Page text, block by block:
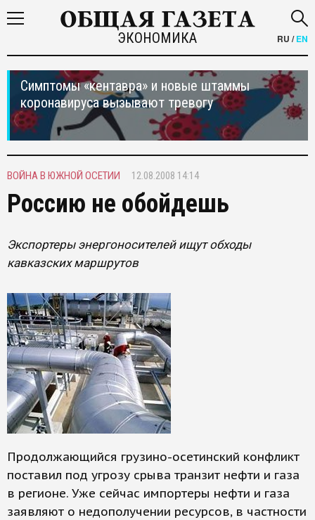
ЭКОНОМИКА RU /EN
Симптомы «кентавра» и новые штаммы
коронавируса вызывают тревогу
ВОЙНА В ЮЖНОЙ ОСЕТИИ 12.08.2008 14:14
Россию не обойдешь
Экспортеры энергоносителей ищут обходы
кавказских маршрутов
Продолжающийся грузино-осетинский конфликт
поставил под угрозу срыва транзит нефти и газа
в регионе. Уже сейчас импортеры нефти и газа
заявляют о недополучении ресурсов, в частности